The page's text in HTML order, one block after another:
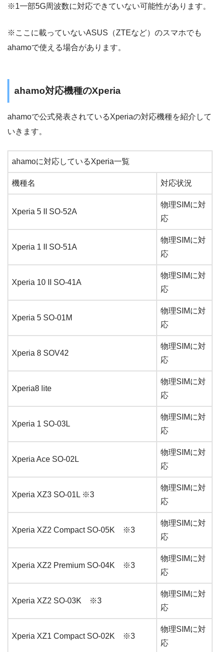
※1一部5G周波数に対応できていない可能性があります。
※ここに載っていないASUS（ZTEなど）のスマホでも
ahamoで使える場合があります。
ahamo対応機種のXperia
ahamoで公式発表されているXperiaの対応機種を紹介して
いきます。
ahamoに対応しているXperia一覧
機種名 対応状況
Xperia 5 II SO-52A
物理SIMに対
応
Xperia 1 II SO-51A
物理SIMに対
応
Xperia 10 II SO-41A
物理SIMに対
応
Xperia 5 SO-01M
物理SIMに対
応
Xperia 8 SOV42
物理SIMに対
応
Xperia8 lite
物理SIMに対
応
Xperia 1 SO-03L
物理SIMに対
応
Xperia Ace SO-02L
物理SIMに対
応
Xperia XZ3 SO-01L ※3
物理SIMに対
応
Xperia XZ2 Compact SO-05K ※3
物理SIMに対
応
Xperia XZ2 Premium SO-04K ※3
物理SIMに対
応
Xperia XZ2 SO-03K ※3
物理SIMに対
応
Xperia XZ1 Compact SO-02K ※3
物理SIMに対
応